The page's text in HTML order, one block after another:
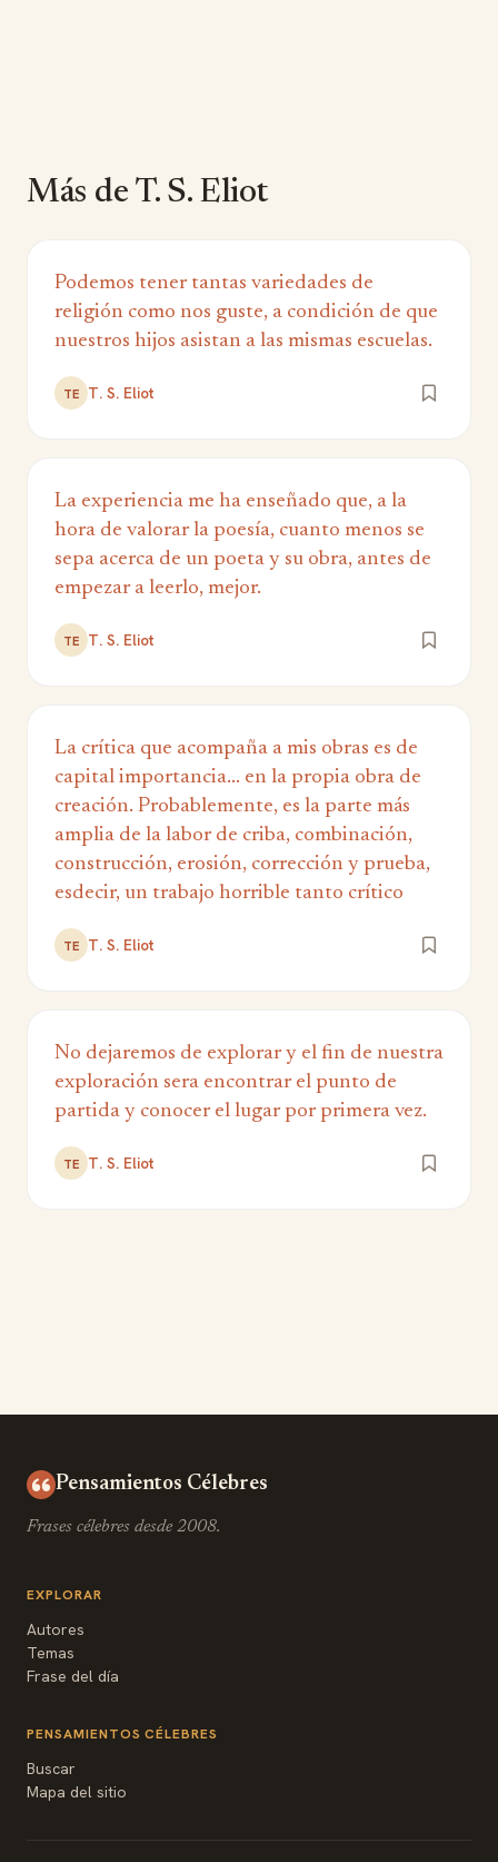
Más de T. S. Eliot
Podemos tener tantas variedades de
religión como nos guste, a condición de que
nuestros hijos asistan a las mismas escuelas.
TE T. S. Eliot
La experiencia me ha enseñado que, a la
hora de valorar la poesía, cuanto menos se
sepa acerca de un poeta y su obra, antes de
empezar a leerlo, mejor.
TE T. S. Eliot
La crítica que acompaña a mis obras es de
capital importancia... en la propia obra de
creación. Probablemente, es la parte más
amplia de la labor de criba, combinación,
construcción, erosión, corrección y prueba,
esdecir, un trabajo horrible tanto crítico
TE T. S. Eliot
No dejaremos de explorar y el fin de nuestra
exploración sera encontrar el punto de
partida y conocer el lugar por primera vez.
TE T. S. Eliot
Pensamientos Célebres
Frases célebres desde 2008.
EXPLORAR
Autores
Temas
Frase del día
PENSAMIENTOS CÉLEBRES
Buscar
Mapa del sitio